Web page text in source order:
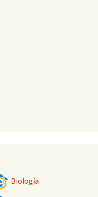
Biología